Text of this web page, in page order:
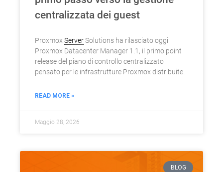
centralizzata dei guest
Proxmox ServerSolutions ha rilasciato oggi
Proxmox Datacenter Manager 1.1, il primo point
release del piano di controllo centralizzato
pensato per le infrastrutture Proxmox distribuite.
READ MORE »
Maggio 28, 2026
BLOG